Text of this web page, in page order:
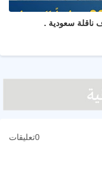
0تعليقات